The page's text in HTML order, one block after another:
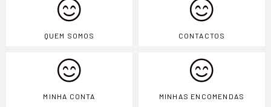
QUEM SOMOS
MINHA CONTA
CONTACTOS
MINHAS ENCOMENDAS